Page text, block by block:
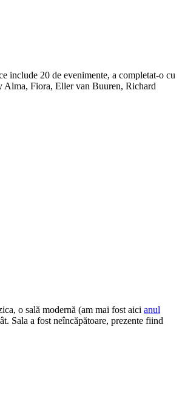
include 20 de evenimente, a completat-o cu
Alma, Fiora, Eller van Buuren, Richard
o sală modernă (am mai fost aici anul
Sala a fost neîncăpătoare, prezente fiind